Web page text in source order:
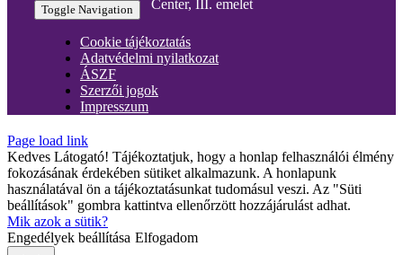
Center, III. emelet
Toggle Navigation
Cookie tájékoztatás
Adatvédelmi nyilatkozat
ÁSZF
Szerzői jogok
Impresszum
Page load link
Kedves Látogató! Tájékoztatjuk, hogy a honlap felhasználói élmény
fokozásának érdekében sütiket alkalmazunk. A honlapunk
használatával ön a tájékoztatásunkat tudomásul veszi. Az "Süti
beállítások" gombra kattintva ellenőrzött hozzájárulást adhat.
Mik azok a sütik?
Engedélyek beállítása Elfogadom